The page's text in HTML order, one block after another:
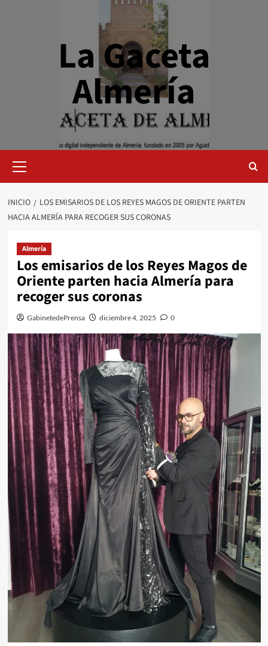
La Gaceta
Almería
primario
INICIO
LOS EMISARIOS DE LOS REYES MAGOS DE ORIENTE PARTEN
HACIA ALMERÍA PARA RECOGER SUS CORONAS
Almería
Los emisarios de los Reyes Magos de
Oriente parten hacia Almería para
recoger sus coronas
GabinetedePrensa diciembre 4, 2025 0